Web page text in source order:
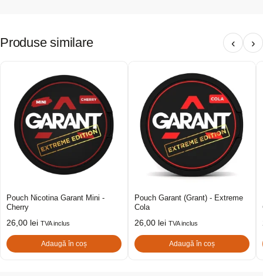
Produse similare ‹ ›
Pouch Nicotina Garant Mini -
Cherry
26,00 lei TVA inclus
Adaugă în coș
Pouch Garant (Grant) - Extreme
Cola
26,00 lei TVA inclus
Adaugă în coș